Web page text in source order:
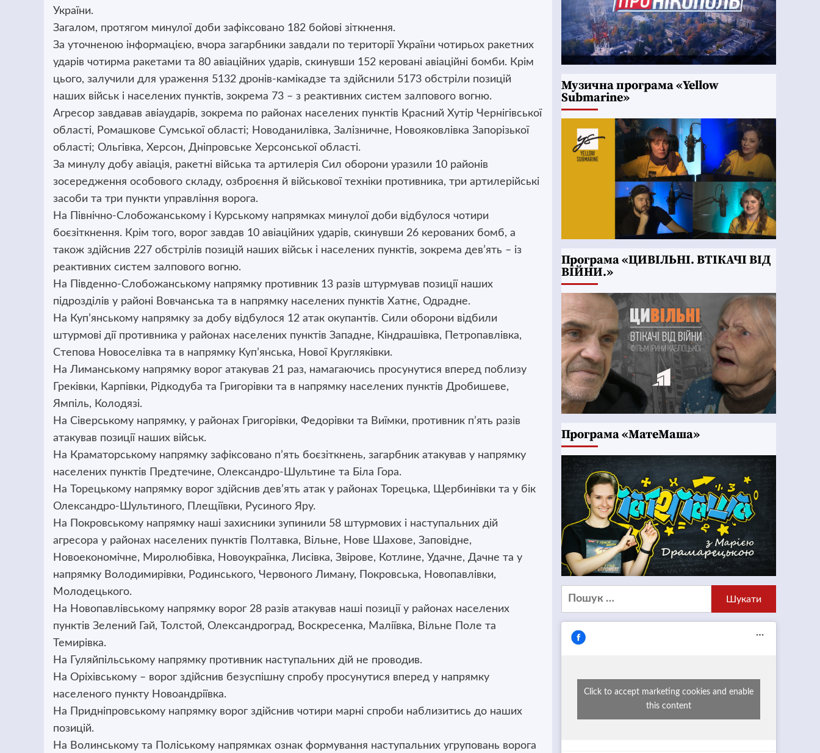
України.
Загалом, протягом минулої доби зафіксовано 182 бойові зіткнення.
За уточненою інформацією, вчора загарбники завдали по території України чотирьох ракетних
ударів чотирма ракетами та 80 авіаційних ударів, скинувши 152 керовані авіаційні бомби. Крім
цього, залучили для ураження 5132 дронів-камікадзе та здійснили 5173 обстріли позицій
наших військ і населених пунктів, зокрема 73 – з реактивних систем залпового вогню.
Агресор завдавав авіаударів, зокрема по районах населених пунктів Красний Хутір Чернігівської
області, Ромашкове Сумської області; Новоданилівка, Залізничне, Новояковлівка Запорізької
області; Ольгівка, Херсон, Дніпровське Херсонської області.
За минулу добу авіація, ракетні війська та артилерія Сил оборони уразили 10 районів
зосередження особового складу, озброєння й військової техніки противника, три артилерійські
засоби та три пункти управління ворога.
На Північно-Слобожанському і Курському напрямках минулої доби відбулося чотири
боєзіткнення. Крім того, ворог завдав 10 авіаційних ударів, скинувши 26 керованих бомб, а
також здійснив 227 обстрілів позицій наших військ і населених пунктів, зокрема дев’ять – із
реактивних систем залпового вогню.
На Південно-Слобожанському напрямку противник 13 разів штурмував позиції наших
підрозділів у районі Вовчанська та в напрямку населених пунктів Хатнє, Одрадне.
На Куп’янському напрямку за добу відбулося 12 атак окупантів. Сили оборони відбили
штурмові дії противника у районах населених пунктів Западне, Кіндрашівка, Петропавлівка,
Степова Новоселівка та в напрямку Куп’янська, Нової Кругляківки.
На Лиманському напрямку ворог атакував 21 раз, намагаючись просунутися вперед поблизу
Греківки, Карпівки, Рідкодуба та Григорівки та в напрямку населених пунктів Дробишеве,
Ямпіль, Колодязі.
На Сіверському напрямку, у районах Григорівки, Федорівки та Виїмки, противник п’ять разів
атакував позиції наших військ.
На Краматорському напрямку зафіксовано п’ять боєзіткнень, загарбник атакував у напрямку
населених пунктів Предтечине, Олександро-Шультине та Біла Гора.
На Торецькому напрямку ворог здійснив дев’ять атак у районах Торецька, Щербинівки та у бік
Олександро-Шультиного, Плещіївки, Русиного Яру.
На Покровському напрямку наші захисники зупинили 58 штурмових і наступальних дій
агресора у районах населених пунктів Полтавка, Вільне, Нове Шахове, Заповідне,
Новоекономічне, Миролюбівка, Новоукраїнка, Лисівка, Звірове, Котлине, Удачне, Дачне та у
напрямку Володимирівки, Родинського, Червоного Лиману, Покровська, Новопавлівки,
Молодецького.
На Новопавлівському напрямку ворог 28 разів атакував наші позиції у районах населених
пунктів Зелений Гай, Толстой, Олександроград, Воскресенка, Маліївка, Вільне Поле та
Темирівка.
На Гуляйпільському напрямку противник наступальних дій не проводив.
На Оріхівському – ворог здійснив безуспішну спробу просунутися вперед у напрямку
населеного пункту Новоандріївка.
На Придніпровському напрямку ворог здійснив чотири марні спроби наблизитись до наших
позицій.
На Волинському та Поліському напрямках ознак формування наступальних угруповань ворога
Музична програма «Yellow
Submarine»
Програма «ЦИВІЛЬНІ. ВТІКАЧІ ВІД
ВІЙНИ.»
Програма «МатеМаша»
Пошук:
Click to accept marketing cookies and enable
this content